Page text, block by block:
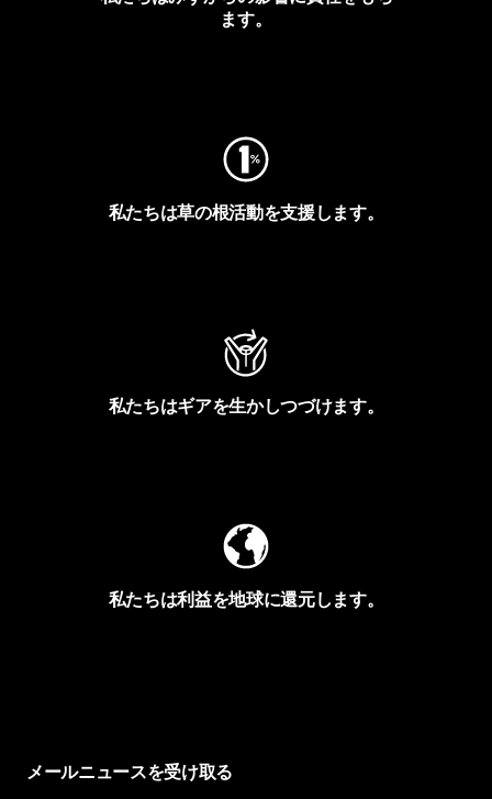
ます。
私たちは草の根活動を支援します。
私たちはギアを生かしつづけます。
私たちは利益を地球に還元します。
メールニュースを受け取る